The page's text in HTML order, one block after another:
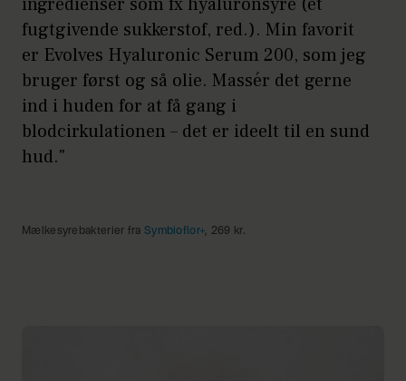
fugtgivende sukkerstof, red.). Min favorit
er Evolves Hyaluronic Serum 200, som jeg
bruger først og så olie. Massér det gerne
ind i huden for at få gang i
blodcirkulationen – det er ideelt til en sund
hud."
Mælkesyrebakterier fra Symbioflor+, 269 kr.